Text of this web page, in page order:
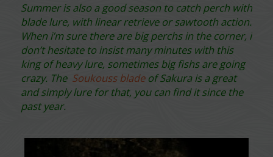
Summer is also a good season to catch perch with
blade lure, with linear retrieve or sawtooth action.
When i’m sure there are big perchs in the corner, i
don’t hesitate to insist many minutes with this
king of heavy lure, sometimes big fishs are going
crazy. The Soukouss bladeof Sakura is a great
and simply lure for that, you can find it since the
past year.